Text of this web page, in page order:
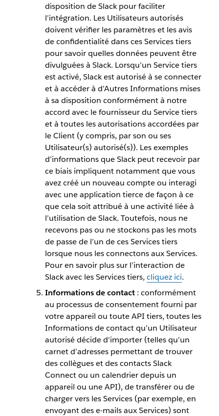
disposition de Slack pour faciliter
l’intégration. Les Utilisateurs autorisés
doivent vérifier les paramètres et les avis
de confidentialité dans ces Services tiers
pour savoir quelles données peuvent être
divulguées à Slack. Lorsqu’un Service tiers
est activé, Slack est autorisé à se connecter
et à accéder à d’Autres Informations mises
à sa disposition conformément à notre
accord avec le fournisseur du Service tiers
et à toutes les autorisations accordées par
le Client (y compris, par son ou ses
Utilisateur(s) autorisé(s)). Les exemples
d’informations que Slack peut recevoir par
ce biais impliquent notamment que vous
avez créé un nouveau compte ou interagi
avec une application tierce de façon à ce
que cela soit attribué à une activité liée à
l’utilisation de Slack. Toutefois, nous ne
recevons pas ou ne stockons pas les mots
de passe de l’un de ces Services tiers
lorsque nous les connectons aux Services.
Pour en savoir plus sur l’interaction de
Slack avec les Services tiers, cliquez ici.
Informations de contact: conformément
au processus de consentement fourni par
votre appareil ou toute API tiers, toutes les
Informations de contact qu’un Utilisateur
autorisé décide d’importer (telles qu’un
carnet d’adresses permettant de trouver
des collègues et des contacts Slack
Connect ou un calendrier depuis un
appareil ou une API), de transférer ou de
charger vers les Services (par exemple, en
envoyant des e-mails aux Services) sont